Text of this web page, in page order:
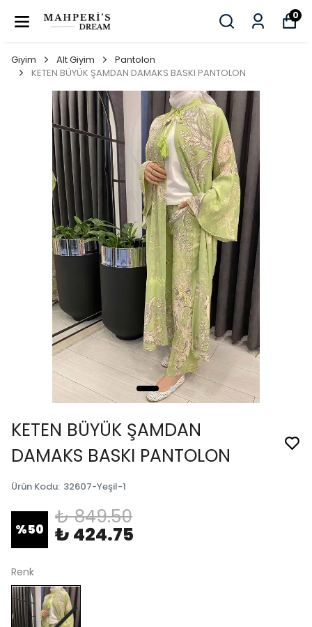
0
Giyim Alt Giyim
Pantolon
KETEN BÜYÜK ŞAMDAN DAMAKS BASKI PANTOLON
KETEN BÜYÜK ŞAMDAN
DAMAKS BASKI PANTOLON
Ürün Kodu: 32607-Yeşil-1
%50
₺ 849.50
₺ 424.75
Renk